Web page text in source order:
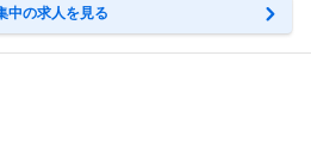
中の求人を見る